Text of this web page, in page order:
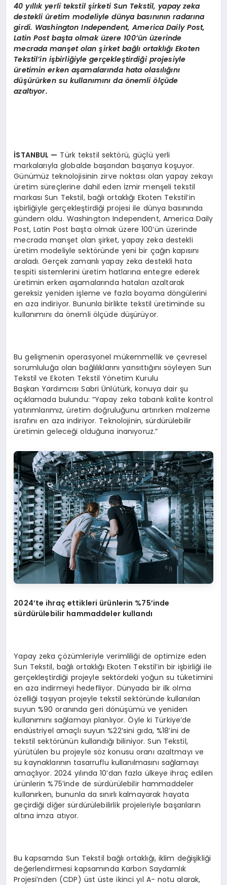
40 yıllık yerli tekstil şirketi Sun Tekstil, yapay zeka
destekli üretim modeliyle dünya basınının radarına
girdi. Washington Independent, America Daily Post,
Latin Post başta olmak üzere 100’ün üzerinde
mecrada manşet olan şirket bağlı ortaklığı Ekoten
Tekstil’in işbirliğiyle gerçekleştirdiği projesiyle
üretimin erken aşamalarında hata olasılığını
düşürürken su kullanımını da önemli ölçüde
azaltıyor.
İSTANBUL — Türk tekstil sektörü, güçlü yerli
markalarıyla globalde başarıdan başarıya koşuyor.
Günümüz teknolojisinin zirve noktası olan yapay zekayı
üretim süreçlerine dahil eden İzmir menşeli tekstil
markası Sun Tekstil, bağlı ortaklığı Ekoten Tekstil’in
işbirliğiyle gerçekleştirdiği projesi ile dünya basınında
gündem oldu. Washington Independent, America Daily
Post, Latin Post başta olmak üzere 100’ün üzerinde
mecrada manşet olan şirket, yapay zeka destekli
üretim modeliyle sektöründe yeni bir çağın kapısını
araladı. Gerçek zamanlı yapay zeka destekli hata
tespiti sistemlerini üretim hatlarına entegre ederek
üretimin erken aşamalarında hataları azaltarak
gereksiz yeniden işleme ve fazla boyama döngülerini
en aza indiriyor. Bununla birlikte tekstil üretiminde su
kullanımını da önemli ölçüde düşürüyor.
Bu gelişmenin operasyonel mükemmellik ve çevresel
sorumluluğa olan bağlılıklarını yansıttığını söyleyen Sun
Tekstil ve Ekoten Tekstil Yönetim Kurulu
Başkan Yardımcısı Sabri Ünlütürk, konuya dair şu
açıklamada bulundu: “Yapay zeka tabanlı kalite kontrol
yatırımlarımız, üretim doğruluğunu artırırken malzeme
israfını en aza indiriyor. Teknolojinin, sürdürülebilir
üretimin geleceği olduğuna inanıyoruz.”
2024’te ihraç ettikleri ürünlerin %75’inde
sürdürülebilir hammaddeler kullandı
Yapay zeka çözümleriyle verimliliği de optimize eden
Sun Tekstil, bağlı ortaklığı Ekoten Tekstil’in bir işbirliği ile
gerçekleştirdiği projeyle sektördeki yoğun su tüketimini
en aza indirmeyi hedefliyor. Dünyada bir ilk olma
özelliği taşıyan projeyle tekstil sektöründe kullanılan
suyun %90 oranında geri dönüşümü ve yeniden
kullanımını sağlamayı planlıyor. Öyle ki Türkiye’de
endüstriyel amaçlı suyun %22’sini gıda, %18’ini de
tekstil sektörünün kullandığı biliniyor. Sun Tekstil,
yürütülen bu projeyle söz konusu oranı azaltmayı ve
su kaynaklarının tasarruflu kullanılmasını sağlamayı
amaçlıyor. 2024 yılında 10’dan fazla ülkeye ihraç edilen
ürünlerin %75’inde de sürdürülebilir hammaddeler
kullanırken, bununla da sınırlı kalmayarak hayata
geçirdiği diğer sürdürülebilirlik projeleriyle başarıların
altına imza atıyor.
Bu kapsamda Sun Tekstil bağlı ortaklığı, iklim değişikliği
değerlendirmesi kapsamında Karbon Saydamlık
Projesi’nden (CDP) üst üste ikinci yıl A- notu alarak,